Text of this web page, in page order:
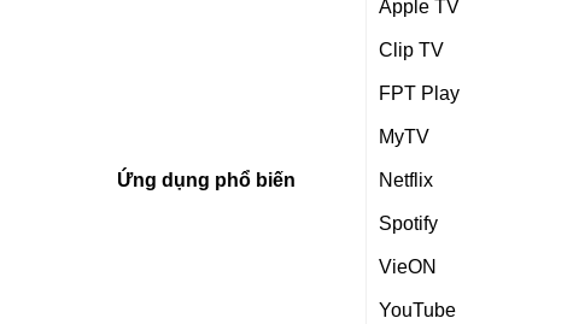
Ứng dụng phổ biến
Apple TV
Clip TV
FPT Play
MyTV
Netflix
Spotify
VieON
YouTube